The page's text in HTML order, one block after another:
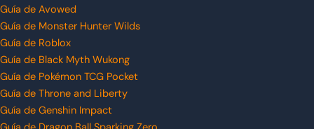
Guía de Avowed
Guía de Monster Hunter Wilds
Guía de Roblox
Guía de Black Myth Wukong
Guía de Pokémon TCG Pocket
Guía de Throne and Liberty
Guía de Genshin Impact